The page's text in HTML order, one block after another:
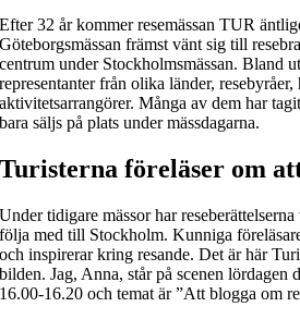
Efter 32 år kommer resemässan TUR
Göteborgsmässan främst vänt sig till
centrum under Stockholmsmässan. Bland
representanter från olika länder, resebyråer,
aktivitetsarrangörer. Många av dem har
bara säljs på plats under mässdagarna.
Turisterna föreläser om
Under tidigare mässor har
följa med till Stockholm. Kunniga
och inspirerar kring resande. Det är här
bilden. Jag, Anna, står på scenen lördagen
16.00-16.20 och temat är ”Att blogga om